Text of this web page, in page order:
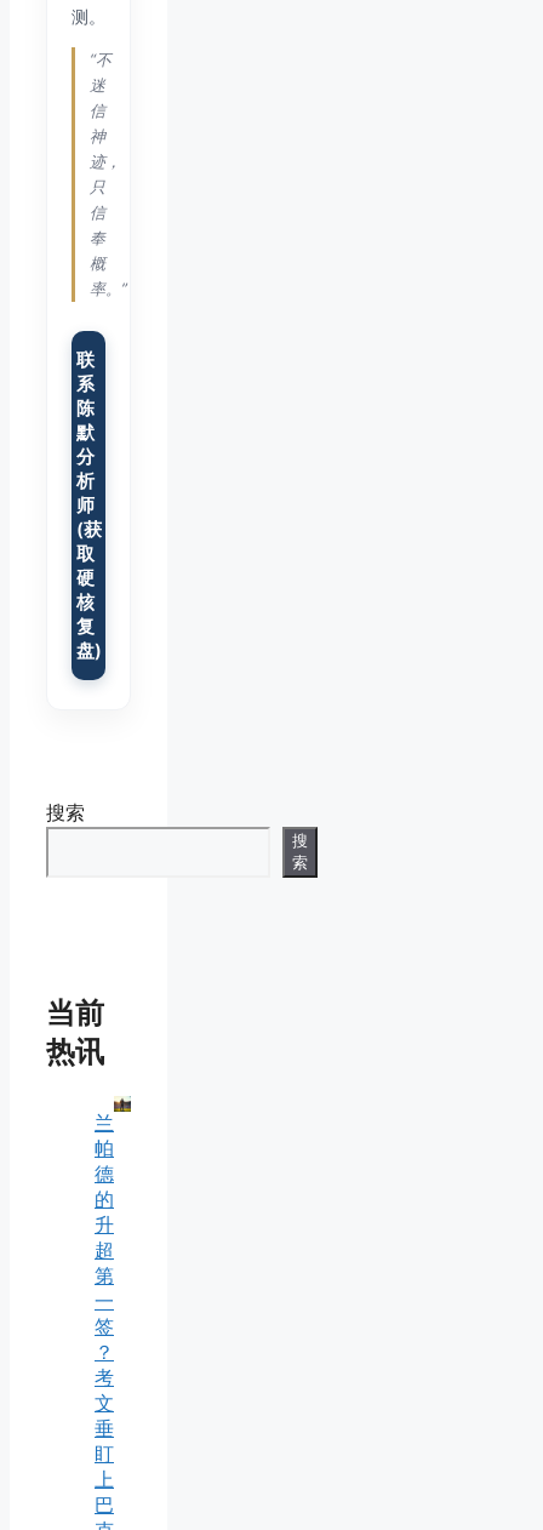
测。
“不
迷
信
神
迹，
只
信
奉
概
率。”
联
系
陈
默
分
析
师
(获
取
硬
核
复
盘)
搜索
搜
索
当前
热讯
兰
帕
德
的
升
超
第
一
签
？
考
文
垂
盯
上
巴